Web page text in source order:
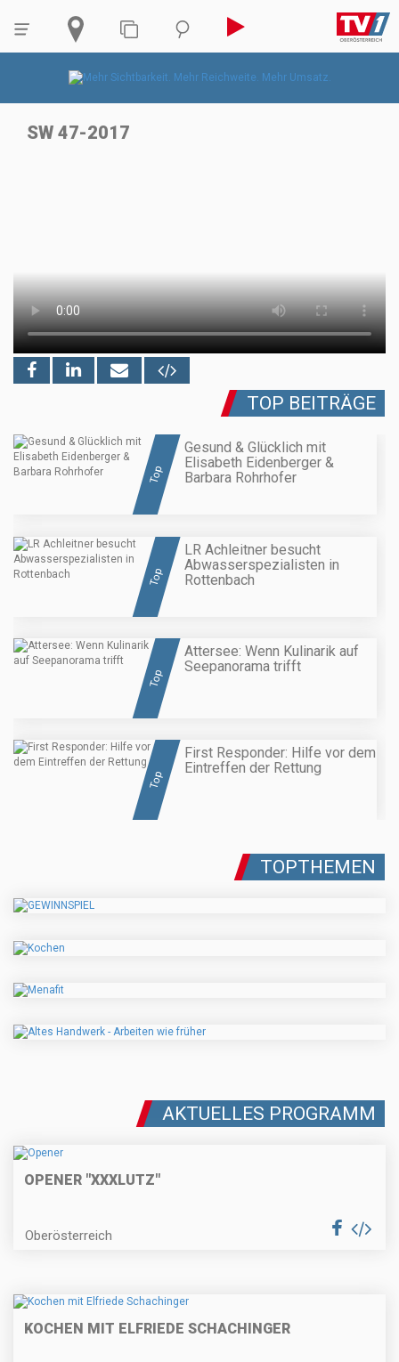
SW 47-2017
TOP BEITRÄGE
Top
Gesund & Glücklich mit
Elisabeth Eidenberger &
Barbara Rohrhofer
Top
LR Achleitner besucht
Abwasserspezialisten in
Rottenbach
Top
Attersee: Wenn Kulinarik auf
Seepanorama trifft
Top
First Responder: Hilfe vor dem
Eintreffen der Rettung
TOPTHEMEN
AKTUELLES PROGRAMM
OPENER "XXXLUTZ"
Oberösterreich
KOCHEN MIT ELFRIEDE SCHACHINGER